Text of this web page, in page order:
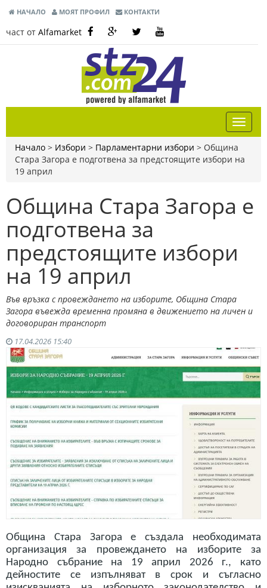
НАЧАЛО МОЯТ ПРОФИЛ КОНТАКТИ
част от Alfamarket
Начало > Избори > Парламентарни избори > Община
Стара Загора е подготвена за предстоящите избори на
19 април
Община Стара Загора е
подготвена за
предстоящите избори
на 19 април
Във връзка с провеждането на изборите, Община Стара
Загора въвежда временна промяна в движението на личен и
договориран транспорт
17.04.2026 15:40
Община Стара Загора е създала необходимата
организация за провеждането на изборите за
Народно събрание на 19 април 2026 г., като
дейностите се изпълняват в срок и съгласно